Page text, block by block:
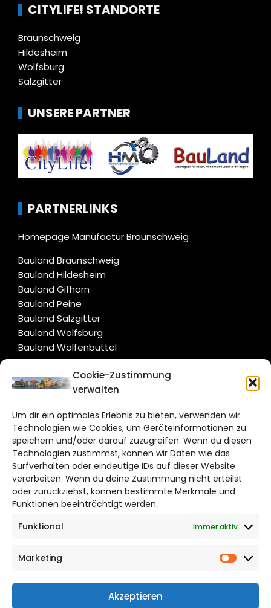
Cookie-Zustimmung
verwalten
Um dir ein optimales Erlebnis zu bieten, verwenden wir
Technologien wie Cookies, um Geräteinformationen zu
speichern und/oder darauf zuzugreifen. Wenn du diesen
Technologien zustimmst, können wir Daten wie das
Surfverhalten oder eindeutige IDs auf dieser Website
verarbeiten. Wenn du deine Zustimmung nicht erteilst
oder zurückziehst, können bestimmte Merkmale und
Funktionen beeinträchtigt werden.
Funktional
Immer aktiv
Marketing
Akzeptieren
CITYLIFE! STANDORTE
Braunschweig
Hildesheim
Wolfsburg
Salzgitter
UNSERE PARTNER
PARTNERLINKS
Homepage Manufactur Braunschweig
Bauland Braunschweig
Bauland Hildesheim
Bauland Gifhorn
Bauland Peine
Bauland Salzgitter
Bauland Wolfsburg
Bauland Wolfenbüttel
CITYLIFE!
hildesheim@citylifemedien.de
Bruchtorwall 12
38100 Braunschweig
Telefon: 0531 387220 – 65
DAS STADTMAGAZIN FÜR HILDESHEIM
Impressum
Cookie Richtlinie
CITYLIFE! BEI FACEBOOK